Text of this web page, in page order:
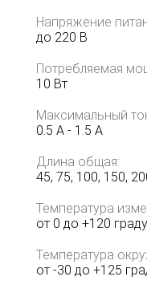
Напряжение
до 220 В
Потребляемая
10 Вт
Максимальный
0.5 А - 1.5 А
Длина общая:
45, 75, 100, 150,
Температура
от 0 до +120
Температура
от -30 до +125